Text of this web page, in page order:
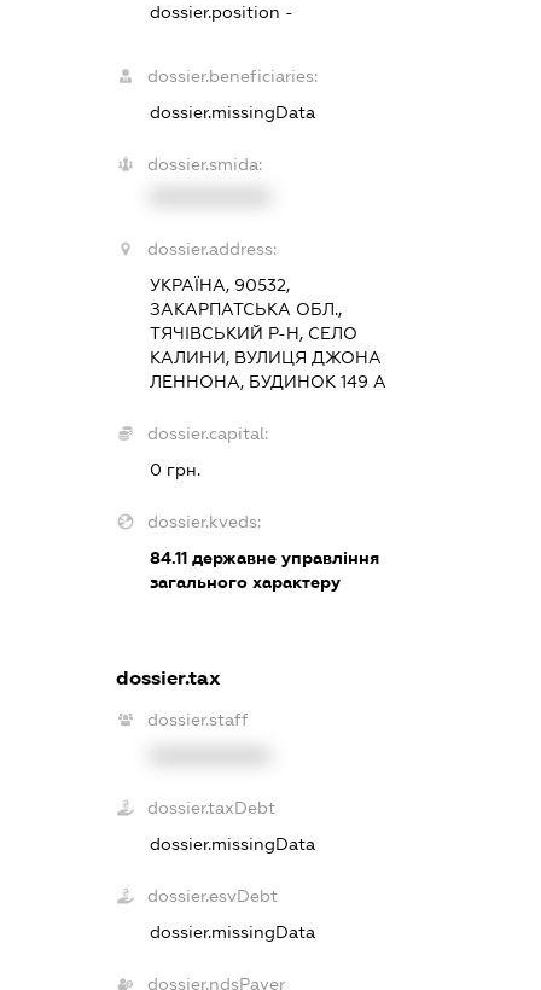
dossier.position -
dossier.beneficiaries:
dossier.missingData
dossier.smida:
dossier.address:
УКРАЇНА, 90532,
ЗАКАРПАТСЬКА ОБЛ.,
ТЯЧІВСЬКИЙ Р-Н, СЕЛО
КАЛИНИ, ВУЛИЦЯ ДЖОНА
ЛЕННОНА, БУДИНОК 149 А
dossier.capital:
0 грн.
dossier.kveds:
84.11 державне управління
загального характеру
dossier.tax
dossier.staff
dossier.taxDebt
dossier.missingData
dossier.esvDebt
dossier.missingData
dossier.ndsPayer